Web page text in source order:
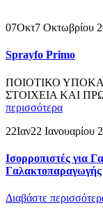
07Οκτ7 Οκτωβρίου
Sprayfo Primo
ΠΟΙΟΤΙΚΟ
ΣΤΟΙΧΕΙΑ ΚΑΙ
περισσότερα
22Ιαν22 Ιανουαρίου
Ισορροπιστές για
Γαλακτοπαραγωγής
Διαβάστε